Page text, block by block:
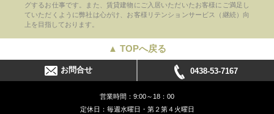
グするお仕事です。また、賃貸建物にご入居いただいたお客様にご満足し
ていただくように弊社は心がけ、お客様リテンションサービス（継続）向
上を目指しております。
▲ TOPへ戻る
お問合せ 0438-53-7167
営業時間：9:00～18：00
定休日：毎週水曜日・第２第４火曜日